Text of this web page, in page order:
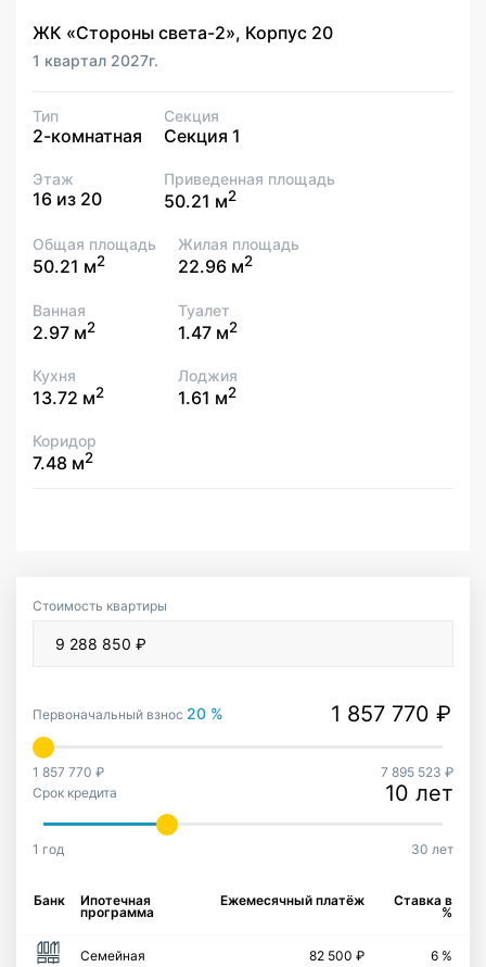
ЖК «Стороны света-2», Корпус 20
1 квартал 2027г.
Тип
2-комнатная
Секция
Секция 1
Этаж
16 из 20
Приведенная площадь
50.21 м2
Общая площадь
50.21 м2
Жилая площадь
22.96 м2
Ванная
2.97 м2
Туалет
1.47 м2
Кухня
13.72 м2
Лоджия
1.61 м2
Коридор
7.48 м2
Стоимость квартиры
Первоначальный взнос 20 %
1 857 770 ₽
7 895 523 ₽
Срок кредита
10 лет
1 год 30 лет
Банк Ипотечная
программа
Ежемесячный платёж Ставка в
%
Семейная 82 500 ₽ 6 %